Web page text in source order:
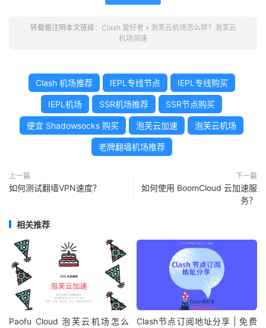
转载需注明本文链接： Clash 爱好者 » 泡芙云机场怎么样？泡芙云
机场测速
Clash 机场推荐 IEPL专线节点 IEPL专线购买
IEPL机场 SSR机场推荐 SSR节点购买
便宜 Shadowsocks 购买 泡芙云加速 泡芙云机场
老牌翻墙机场推荐
上一篇
如何测试翻墙VPN速度？
下一篇
如何使用 BoomCloud 云加速服
务？
相关推荐
Paofu Cloud 泡芙云机场怎么
Clash节点订阅地址分享 | 免费